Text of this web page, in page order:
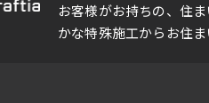
お客様がお持ちの、住
かな特殊施工からお住